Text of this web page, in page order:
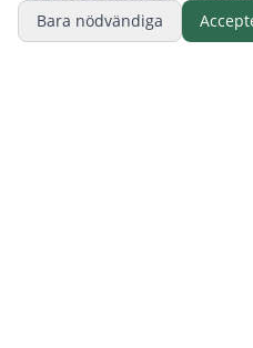
Bara nödvändiga